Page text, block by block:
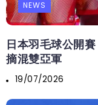
NEWS
日本羽毛球公開
摘混雙亞軍
19/07/2026